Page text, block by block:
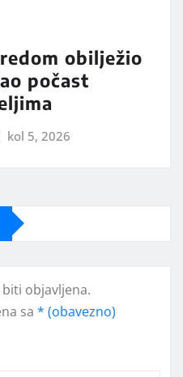
obilježio
počast
kol 5, 2026
objavljena.
sa * (obavezno)